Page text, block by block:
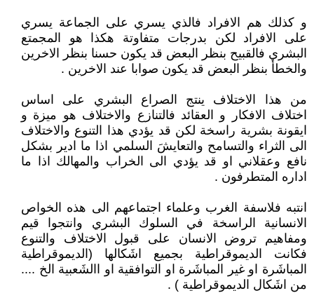
و كذلك هم الافراد فالذي يسري على الجماعة يسري
على الافراد لكن بدرجات متفاوتة هكذا هو المجمتع
البشري فالقبيح بنظر البعض قد يكون حسنا بنظر الاخرين
والخطأ بنظر البعض قد يكون صوابا عند الاخرين .
من هذا الاختلاف ينتج الصراع البشري على اساس
اختلاف الافكار و العقائد فالتنازع والاختلاف هو ميزة و
ايقونة بشرية راسخة لكن قد يؤدي هذا التنوع والاختلاف
الى الثراء والتسامح والتعايشَ السلمي اذا ما ادير بشكل
نافع وعقلاني او قد يؤدي الى الخراب والمهالك اذا ما
اداره المتطرفون .
انتبه فلاسفة الغرب وعلماء اجتماعهم الى هذه الخواص
الانسانية الراسخة في السلوك البشري وانتجوا قيم
ومفاهيم تروض الانسان على قبول الاختلاف والتنوع
فكانت الديموقراطية بجميع اشَكالها (الديموقراطية
المباشَرة او غير المباشَرة او التوافقية او االشَعبية الخ ....
من اشَكال الديموقراطية ) .